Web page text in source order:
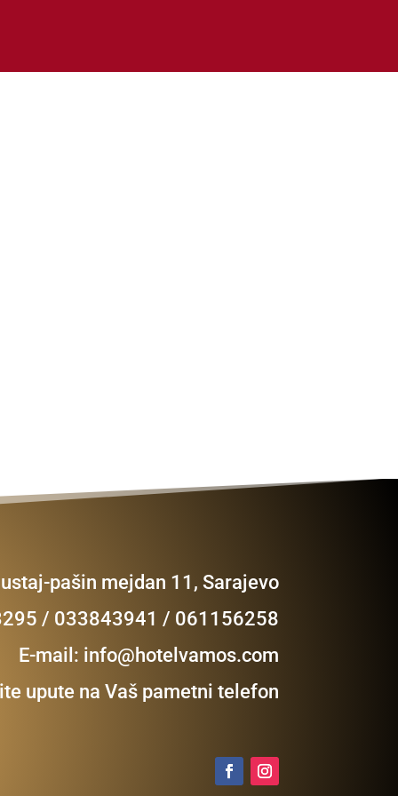
pašin mejdan 11, Sarajevo
/ 033843941 / 061156258
E-mail: info@hotelvamos.com
upute na Vaš pametni telefon